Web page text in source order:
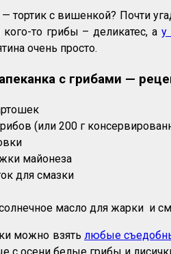
тортик с вишенкой? Почти
то грибы – деликатес, ау
очень просто.
с грибами —
(или 200 г
майонеза
для смазки
масло для жарки и
можно взять любые
с осени белые грибы и